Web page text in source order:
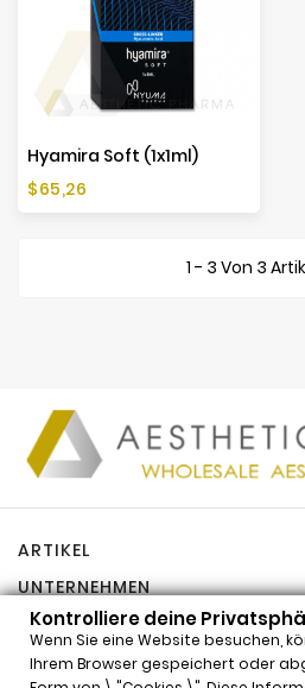
Hyamira Soft (1x1ml)
Preis
$65,26
1 - 3 Von 3
ARTIKEL
UNTERNEHMEN
IHR KONTO
INFORMATIONEN
Kontrolliere deine
Wenn Sie eine Website besuchen,
Ihrem Browser gespeichert oder